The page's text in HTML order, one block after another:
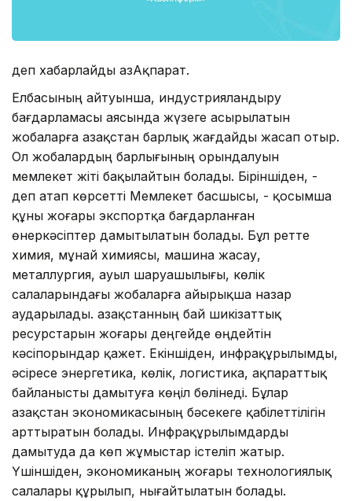
деп хабарлайды ҚазАқпарат.
Елбасының айтуынша, индустрияландыру
бағдарламасы аясында жүзеге асырылатын
жобаларға Қазақстан барлық жағдайды жасап отыр.
Ол жобалардың барлығының орындалуын
мемлекет жіті бақылайтын болады. Біріншіден, -
деп атап көрсетті Мемлекет басшысы, - қосымша
құны жоғары экспортқа бағдарланған
өнеркәсіптер дамытылатын болады. Бұл ретте
химия, мұнай химиясы, машина жасау,
металлургия, ауыл шаруашылығы, көлік
салаларындағы жобаларға айырықша назар
аударылады. Қазақстанның бай шикізаттық
ресурстарын жоғары деңгейде өңдейтін
кәсіпорындар қажет. Екіншіден, инфрақұрылымды,
әсіресе энергетика, көлік, логистика, ақпараттық
байланысты дамытуға көңіл бөлінеді. Бұлар
Қазақстан экономикасының бәсекеге қабілеттілігін
арттыратын болады. Инфрақұрылымдарды
дамытуда да көп жұмыстар істеліп жатыр.
Үшіншіден, экономиканың жоғары технологиялық
салалары құрылып, нығайтылатын болады.